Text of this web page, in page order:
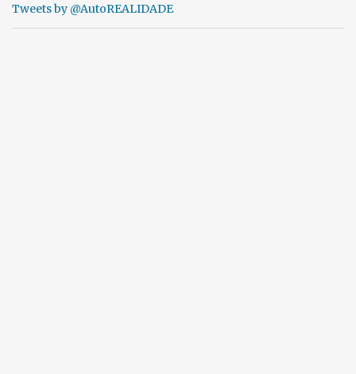
Tweets by @AutoREALIDADE